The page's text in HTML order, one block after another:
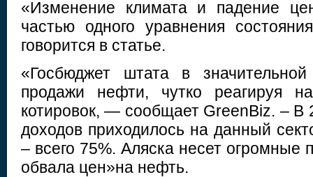
«Изменение климата и падение
частью одного уравнения
говорится в статье.
«Госбюджет штата в
продажи нефти, чутко реагируя
котировок, — сообщает GreenBiz. – В
доходов приходилось на данный
– всего 75%. Аляска несет огромные
обвала цен»на нефть.